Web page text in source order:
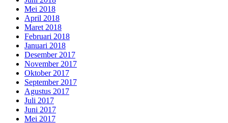
Mei 2018
April 2018
Maret 2018
Februari 2018
Januari 2018
Desember 2017
November 2017
Oktober 2017
September 2017
Agustus 2017
Juli 2017
Juni 2017
Mei 2017